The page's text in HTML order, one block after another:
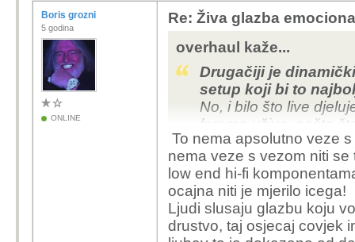
Boris grozni
5 godina
ONLINE
Re: Živa glazba
overhaul kaže...
Drugačiji je
setup koji bi to
No, i bilo što live
forama uživo, nešto
nebi dvaput
društvo smije i
Čak i ista generička
intenzivnije zbog
To nema apsolutno veze
nema veze s vezom niti
low end hi-fi
ocajna niti je mjerilo icega!
Ljudi slusaju glazbu koju
drustvo, taj osjecaj covjek